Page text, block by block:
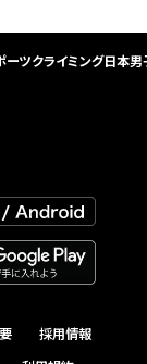
ツクライミング日本
採用情報